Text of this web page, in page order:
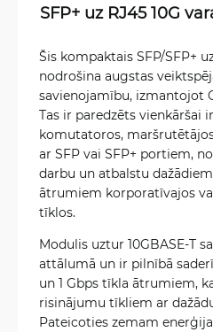
SFP+ uz RJ45 10G
Šis kompaktais SFP/SFP+
nodrošina augstas
savienojamību, izmantojot
Tas ir paredzēts vienkāršai
komutatoros,
ar SFP vai SFP+ portiem,
darbu un atbalstu
ātrumiem korporatīvajos
tīklos.
Modulis uztur 10GBASE-T
attālumā un ir pilnībā
un 1 Gbps tīkla ātrumiem,
risinājumu tīkliem ar
Pateicoties zemam